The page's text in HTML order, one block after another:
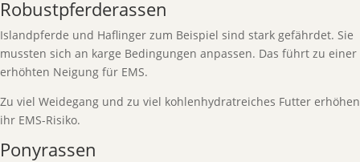
Robustpferderassen
Islandpferde und Haflinger zum Beispiel sind stark gefährdet. Sie
mussten sich an karge Bedingungen anpassen. Das führt zu einer
erhöhten Neigung für EMS.
Zu viel Weidegang und zu viel kohlenhydratreiches Futter erhöhen
ihr EMS-Risiko.
Ponyrassen